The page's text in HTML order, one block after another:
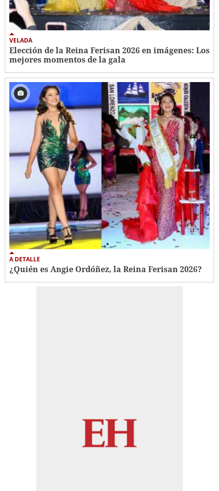
VELADA
Elección de la Reina Ferisan 2026 en imágenes: Los
mejores momentos de la gala
A DETALLE
¿Quién es Angie Ordóñez, la Reina Ferisan 2026?